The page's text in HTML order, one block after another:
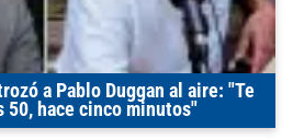
a Pablo Duggan al aire: "Te
50, hace cinco minutos"